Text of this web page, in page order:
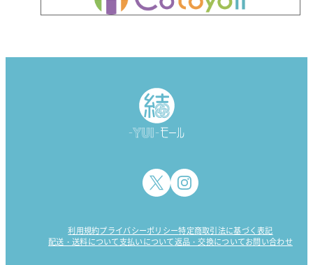
利用規約プライバシーポリシー特定商取引法に基づく表記
配送・送料について支払いについて返品・交換についてお問い合わせ